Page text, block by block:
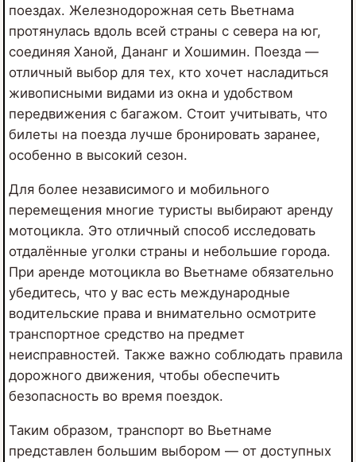
поездах. Железнодорожная сеть Вьетнама
протянулась вдоль всей страны с севера на юг,
соединяя Ханой, Дананг и Хошимин. Поезда —
отличный выбор для тех, кто хочет насладиться
живописными видами из окна и удобством
передвижения с багажом. Стоит учитывать, что
билеты на поезда лучше бронировать заранее,
особенно в высокий сезон.
Для более независимого и мобильного
перемещения многие туристы выбирают аренду
мотоцикла. Это отличный способ исследовать
отдалённые уголки страны и небольшие города.
При аренде мотоцикла во Вьетнаме обязательно
убедитесь, что у вас есть международные
водительские права и внимательно осмотрите
транспортное средство на предмет
неисправностей. Также важно соблюдать правила
дорожного движения, чтобы обеспечить
безопасность во время поездок.
Таким образом, транспорт во Вьетнаме
представлен большим выбором — от доступных